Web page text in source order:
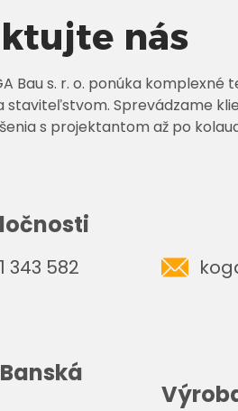
nás
Bau s. r. o. ponúka
staviteľstvom. Sprevádzame
s projektantom až po
343 582